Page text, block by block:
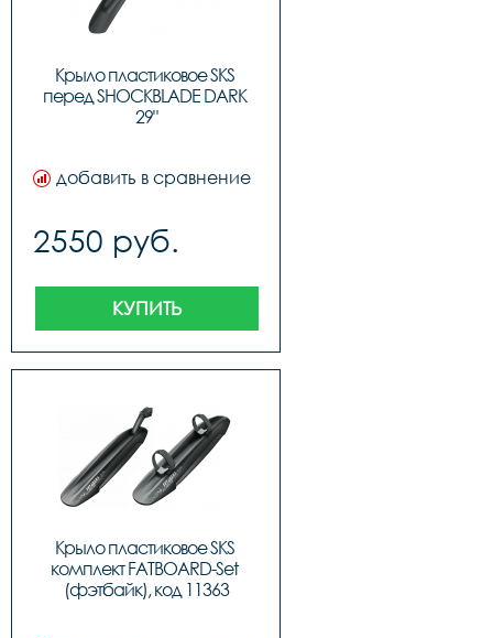
Крыло пластиковое SKS
перед SHOCKBLADE DARK
29"
добавить в сравнение
2550 руб.
КУПИТЬ
Крыло пластиковое SKS
комплект FATBOARD-Set
(фэтбайк), код 11363